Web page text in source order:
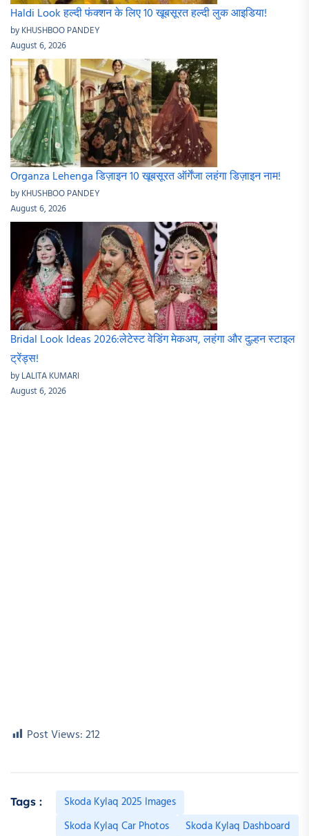
Haldi Look हल्दी फंक्शन के लिए 10 खूबसूरत हल्दी लुक आइडिया!
by KHUSHBOO PANDEY
August 6, 2026
Organza Lehenga डिज़ाइन 10 खूबसूरत ऑर्गेंजा लहंगा डिज़ाइन नाम!
by KHUSHBOO PANDEY
August 6, 2026
Bridal Look Ideas 2026:लेटेस्ट वेडिंग मेकअप, लहंगा और दुल्हन स्टाइल
ट्रेंड्स!
by LALITA KUMARI
August 6, 2026
Post Views:212
Tags :
Skoda Kylaq 2025 Images
Skoda Kylaq Car Photos
Skoda Kylaq Dashboard